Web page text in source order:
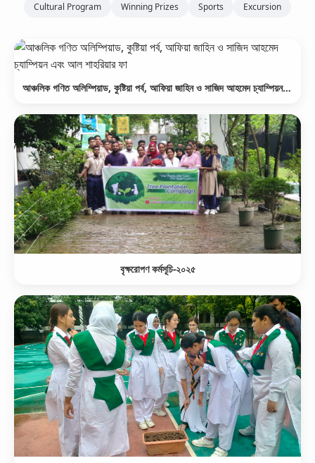
Cultural Program Winning Prizes Sports Excursion
আঞ্চলিক গণিত অলিম্পিয়াড, কুষ্টিয়া পর্ব, আফিয়া জাহিন ও সাজিদ আহমেদ চ্যাম্পিয়ন এবং আল শাহরিয়ার ফা
বৃক্ষরোপণ কর্মসূচি-২০২৫